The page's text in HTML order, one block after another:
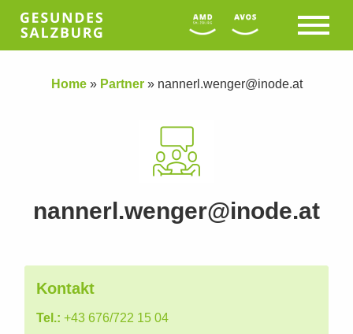
Home» Partner» nannerl.wenger@inode.at
nannerl.wenger@inode.at
Kontakt
Tel.: +43 676/722 15 04